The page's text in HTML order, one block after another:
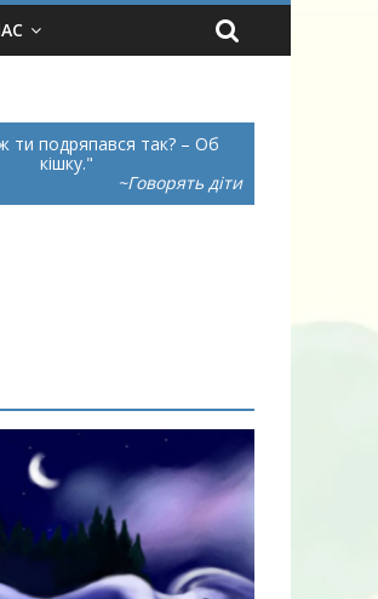
подряпався так? – Об
кішку.
~Говорять діти